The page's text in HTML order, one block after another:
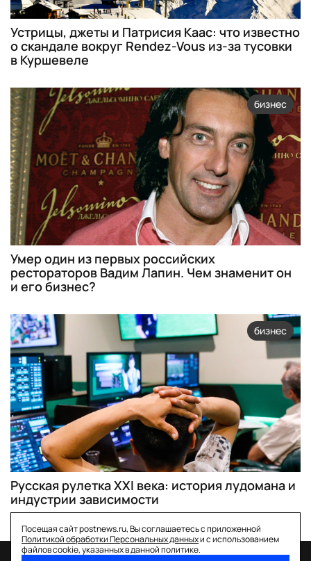
Устрицы, джеты и Патрисия Каас: что известно
о скандале вокруг Rendez-Vous из-за тусовки
в Куршевеле
бизнес
Умер один из первых российских
рестораторов Вадим Лапин. Чем знаменит он
и его бизнес?
бизнес
Русская рулетка XXI века: история лудомана и
индустрии зависимости
Посещая сайт postnews.ru, Вы соглашаетесь с приложенной
Политикой обработки Персональных данныхи с использованием
файлов cookie, указанных в данной политике.